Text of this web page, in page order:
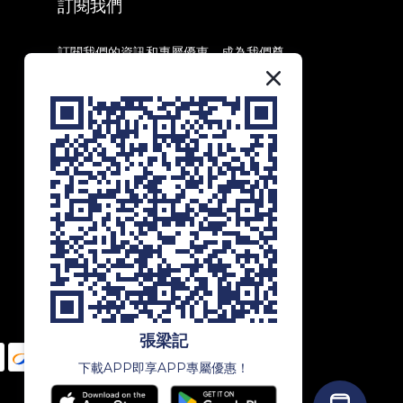
訂閱我們
訂閱我們的資訊和專屬優惠，成為我們尊
貴會員，享受第一手資訊和獨家優惠！
訂閱
張梁記
下載APP即享APP專屬優惠！